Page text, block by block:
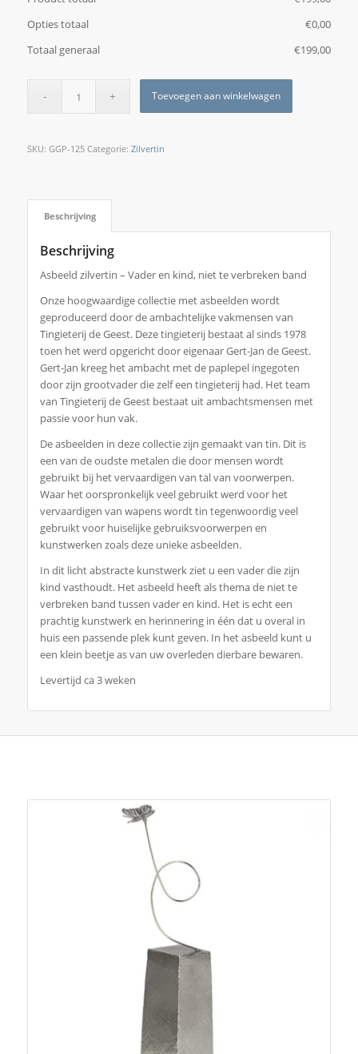
Opties totaal
€‎0,00
Totaal generaal
€‎199,00
Toevoegen aan winkelwagen
SKU: GGP-125 Categorie: Zilvertin
Beschrijving
Beschrijving
Asbeeld zilvertin – Vader en kind, niet te verbreken band
Onze hoogwaardige collectie met asbeelden wordt
geproduceerd door de ambachtelijke vakmensen van
Tingieterij de Geest. Deze tingieterij bestaat al sinds 1978
toen het werd opgericht door eigenaar Gert-Jan de Geest.
Gert-Jan kreeg het ambacht met de paplepel ingegoten
door zijn grootvader die zelf een tingieterij had. Het team
van Tingieterij de Geest bestaat uit ambachtsmensen met
passie voor hun vak.
De asbeelden in deze collectie zijn gemaakt van tin. Dit is
een van de oudste metalen die door mensen wordt
gebruikt bij het vervaardigen van tal van voorwerpen.
Waar het oorspronkelijk veel gebruikt werd voor het
vervaardigen van wapens wordt tin tegenwoordig veel
gebruikt voor huiselijke gebruiksvoorwerpen en
kunstwerken zoals deze unieke asbeelden.
In dit licht abstracte kunstwerk ziet u een vader die zijn
kind vasthoudt. Het asbeeld heeft als thema de niet te
verbreken band tussen vader en kind. Het is echt een
prachtig kunstwerk en herinnering in één dat u overal in
huis een passende plek kunt geven. In het asbeeld kunt u
een klein beetje as van uw overleden dierbare bewaren.
Levertijd ca 3 weken